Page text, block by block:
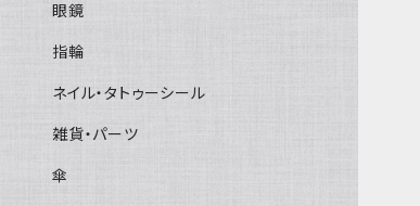
眼鏡
指輪
ネイル・タトゥーシール
雑貨・パーツ
傘